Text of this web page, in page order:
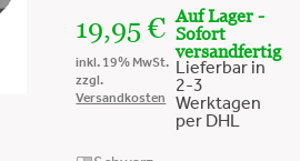
19,95€
inkl. 19% MwSt.
zzgl.
Versandkosten
Auf Lager -
Sofort
versandfertig
Lieferbar in
2-3
Werktagen
per DHL